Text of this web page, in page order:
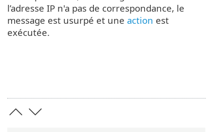
l’adresse IP n'a pas de correspondance, le
message est usurpé et une action est
exécutée.